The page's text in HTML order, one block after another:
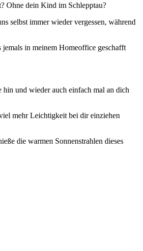
Ohne dein Kind im Schlepptau?
selbst immer wieder vergessen, während
jemals in meinem Homeoffice geschafft
und wieder auch einfach mal an dich
mehr Leichtigkeit bei dir einziehen
die warmen Sonnenstrahlen dieses